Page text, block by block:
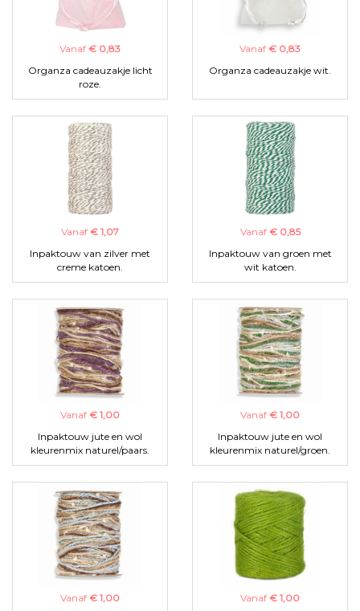
Vanaf € 0,83
Organza cadeauzakje licht
roze.
Vanaf € 0,83
Organza cadeauzakje wit.
Vanaf € 1,07
Inpaktouw van zilver met
creme katoen.
Vanaf € 0,85
Inpaktouw van groen met
wit katoen.
Vanaf € 1,00
Inpaktouw jute en wol
kleurenmix naturel/paars.
Vanaf € 1,00
Inpaktouw jute en wol
kleurenmix naturel/groen.
Vanaf € 1,00 Vanaf € 1,00